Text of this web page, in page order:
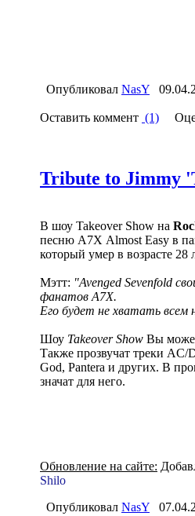
Опубликовал NasY
Оставить коммент (1)
Tribute to Jimmy
В шоу Takeover Show на
песню А7Х Almost Easy в
который умер в возрасте
Мэтт: "Avenged Sevenfold
фанатов А7Х.
Его будет не хватать всем
Шоу Takeover Show Вы
Также прозвучат треки AC/
God, Pantera и других. В
значат для него.
Обновление на сайте:
Shilo
Опубликовал NasY